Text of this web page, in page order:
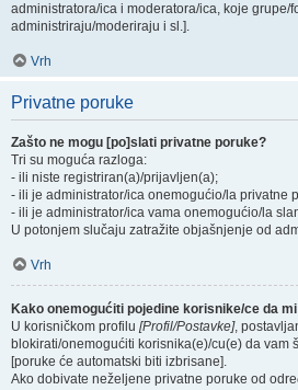
administratora/ica i moderatora/ica, koje grupe/
administriraju/moderiraju i sl.].
Vrh
Privatne poruke
Zašto ne mogu [po]slati privatne poruke?
Tri su moguća razloga:
- ili niste registriran(a)/prijavljen(a);
- ili je administrator/ica onemogućio/la privatne
- ili je administrator/ica vama onemogućio/la
U potonjem slučaju zatražite objašnjenje od
Vrh
Kako onemogućiti pojedine korisnike/ce da
U korisničkom profilu [Profil/Postavke],
blokirati/onemogućiti korisnika(e)/cu(e) da vam
[poruke će automatski biti izbrisane].
Ako dobivate neželjene privatne poruke od